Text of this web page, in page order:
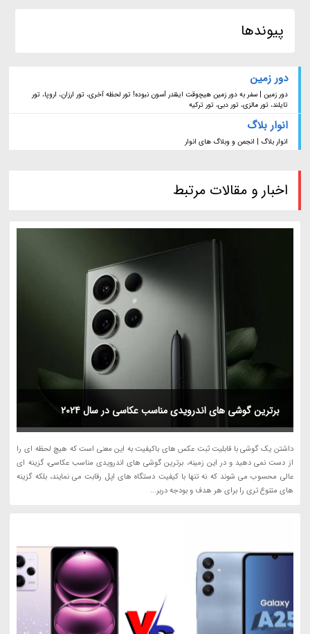
پیوندها
دور زمین
دور زمین | سفر به دور زمین هیچوقت اینقدر آسون نبوده! تور لحظه آخری، تور ارزان، اروپا، تور
تایلند، تور مالزی، تور دبی، تور ترکیه
انوار بلاگ
انوار بلاگ | انجمن و وبلاگ های انوار
اخبار و مقالات مرتبط
برترین گوشی های اندرویدی مناسب عکاسی در سال 2024
داشتن یک گوشی با قابلیت ثبت عکس های باکیفیت به این معنی است که هیچ لحظه ای را
از دست نمی دهید و در این زمینه، برترین گوشی های اندرویدی مناسب عکاسی، گزینه ای
عالی محسوب می شوند که نه تنها با کیفیت دستگاه های اپل رقابت می نمایند، بلکه گزینه
های متنوع تری را برای هر هدف و بودجه دربر...